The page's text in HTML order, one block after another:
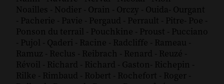
Noailles - Nodier - Orain - Orczy - Ouida- Ourgant
- Pacherie - Pavie - Pergaud - Perrault - Pitre- Poe -
Ponson du terrail - Pouchkine - Proust - Pucciano
- Pujol - Qaderi - Racine - Radcliffe - Rameau -
Ramuz - Reclus - Reibrach - Renard - Reuzé -
Révoil - Richard - Richard - Gaston- Richepin -
Rilke - Rimbaud - Robert - Rochefort - Roger -